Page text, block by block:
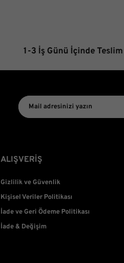
1-3 İş Günü İçinde Teslim
ALIŞVERİŞ
Gizlilik ve Güvenlik
Kişisel Veriler Politikası
İade ve Geri Ödeme Politikası
İade & Değişim